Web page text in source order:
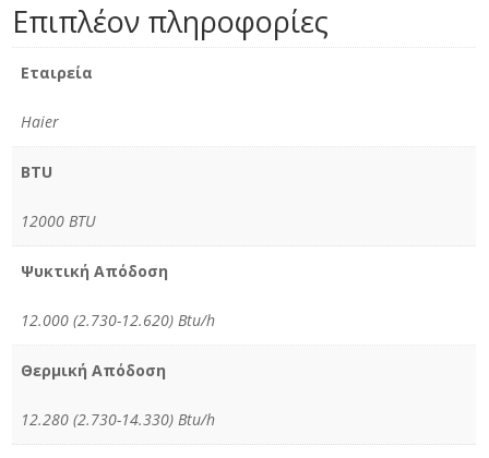
Επιπλέον πληροφορίες
Εταιρεία
Haier
BTU
12000 BTU
Ψυκτική Απόδοση
12.000 (2.730-12.620) Btu/h
Θερμική Απόδοση
12.280 (2.730-14.330) Btu/h